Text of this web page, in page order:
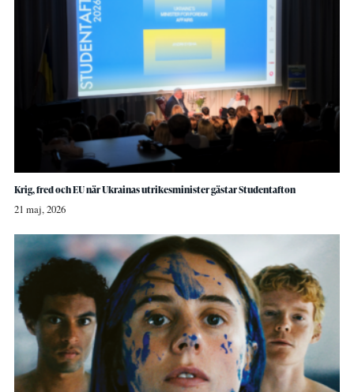
Krig, fred och EU när Ukrainas utrikesminister gästar Studentafton
21 maj, 2026